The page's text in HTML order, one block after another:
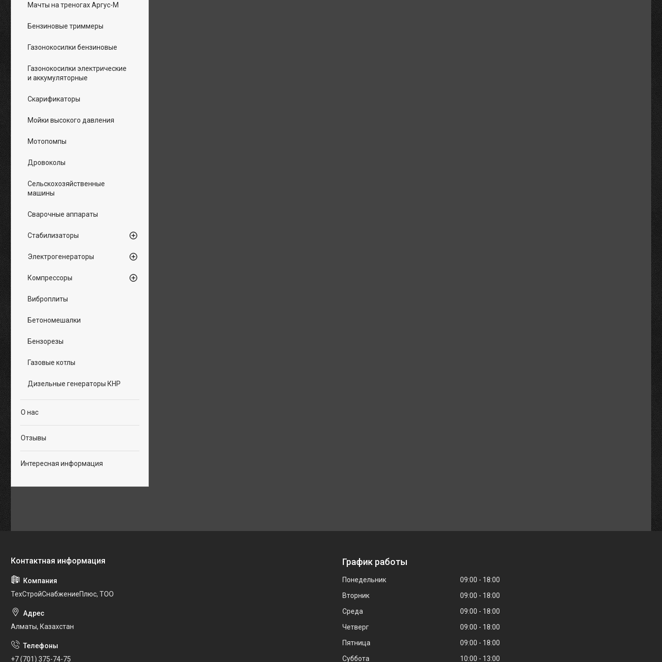
Мачты на треногах Аргус-М
Бензиновые триммеры
Газонокосилки бензиновые
Газонокосилки электрические
и аккумуляторные
Скарификаторы
Мойки высокого давления
Мотопомпы
Дровоколы
Сельскохозяйственные
машины
Сварочные аппараты
Стабилизаторы
Электрогенераторы
Компрессоры
Виброплиты
Бетономешалки
Бензорезы
Газовые котлы
Дизельные генераторы КНР
О нас
Отзывы
Интересная информация
ТехСтройСнабжениеПлюс, ТОО
Алматы, Казахстан
+7 (701) 375-74-75
График работы
Понедельник 09:00
18:00
Вторник
09:00
18:00
Среда
09:00
18:00
Четверг
09:00
18:00
Пятница
09:00
18:00
Суббота
10:00 13:00